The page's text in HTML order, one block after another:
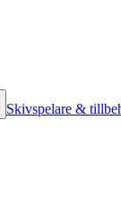
Skivspelare &